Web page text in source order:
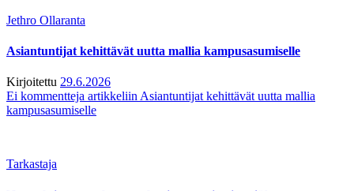
Jethro Ollaranta
Asiantuntijat kehittävät uutta mallia kampusasumiselle
Kirjoitettu 29.6.2026
Ei kommentteja artikkeliin Asiantuntijat kehittävät uutta mallia
kampusasumiselle
Tarkastaja